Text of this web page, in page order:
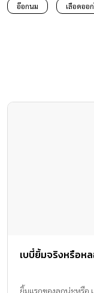
อ๊อกนม เลือดออ
เบบี๋ยิ้มจริงหรือห